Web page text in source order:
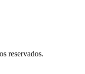
reservados.